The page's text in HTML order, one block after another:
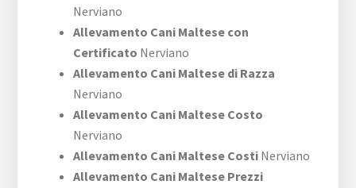
Nerviano
Allevamento Cani Maltese con
Certificato Nerviano
Allevamento Cani Maltese di Razza
Nerviano
Allevamento Cani Maltese Costo
Nerviano
Allevamento Cani Maltese Costi Nerviano
Allevamento Cani Maltese Prezzi